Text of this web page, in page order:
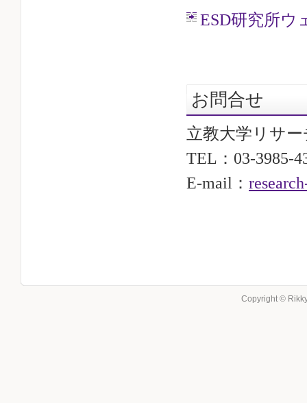
ESD研究所ウ
お問合せ
立教大学リサ
TEL：03-3985-
E-mail：
Copyright ©